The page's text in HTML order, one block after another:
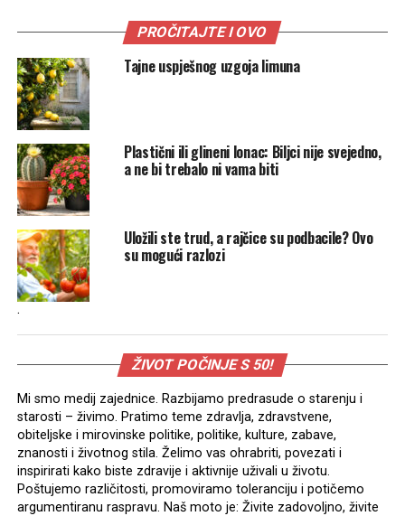
PROČITAJTE I OVO
Tajne uspješnog uzgoja limuna
Plastični ili glineni lonac: Biljci nije svejedno,
a ne bi trebalo ni vama biti
Uložili ste trud, a rajčice su podbacile? Ovo
su mogući razlozi
.
ŽIVOT POČINJE S 50!
Mi smo medij zajednice. Razbijamo predrasude o starenju i
starosti – živimo. Pratimo teme zdravlja, zdravstvene,
obiteljske i mirovinske politike, politike, kulture, zabave,
znanosti i životnog stila. Želimo vas ohrabriti, povezati i
inspirirati kako biste zdravije i aktivnije uživali u životu.
Poštujemo različitosti, promoviramo toleranciju i potičemo
argumentiranu raspravu. Naš moto je: Živite zadovoljno, živite